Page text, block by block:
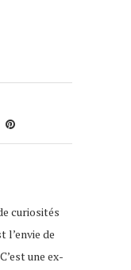
curiosités
l’envie de
une ex-